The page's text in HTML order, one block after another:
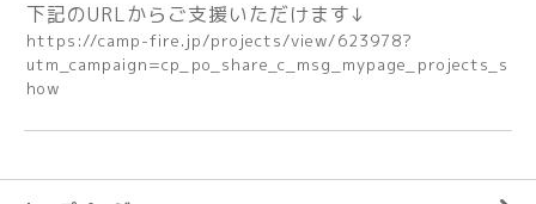
下記のURLからご支援いただけます↓
https://camp-fire.jp/projects/view/623978?
utm_campaign=cp_po_share_c_msg_mypage_projects_s
how